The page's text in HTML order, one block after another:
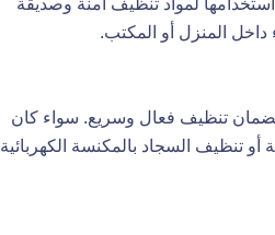
لمواد تنظيف آمنة وصديقة
المنزل أو المكتب.
تنظيف فعال وسريع. سواء كان
تنظيف السجاد بالمكنسة الكهربائية